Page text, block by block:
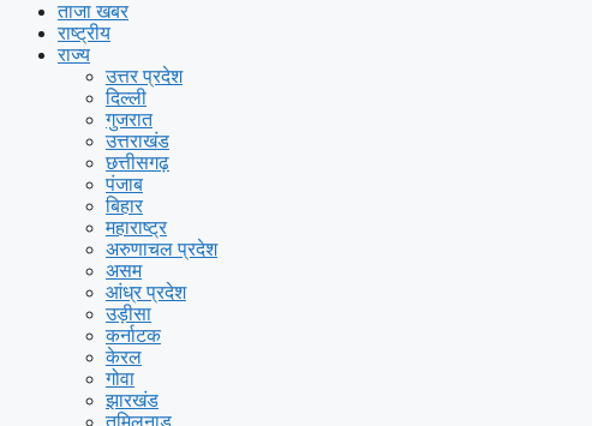
ताजा खबर
राष्ट्रीय
राज्य
उत्तर प्रदेश
दिल्ली
गुजरात
उत्तराखंड
छत्तीसगढ़
पंजाब
बिहार
महाराष्ट्र
अरुणाचल प्रदेश
असम
आंध्र प्रदेश
उड़ीसा
कर्नाटक
केरल
गोवा
झारखंड
तमिलनाडु